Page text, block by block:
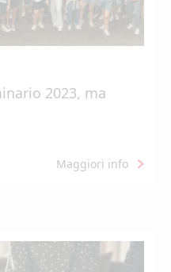
2023, ma
Maggiori info